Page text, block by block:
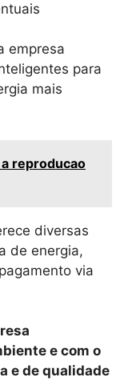
empresa
para
mais
reproducao
diversas
de energia,
via
e com o
e de qualidade